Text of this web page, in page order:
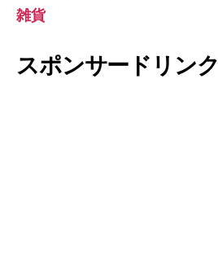
雑貨
スポンサードリンク